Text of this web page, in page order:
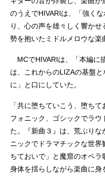
のうえでHIVARIは、「強く
り、心の声を雄々しく響か
勢を抱いたミドルメロウな楽
MCでHIVARIは、「本編に
は、これからのLIZAの基盤
に」と口にしていた。
「共に堕ちていこう、堕ち
フォニック、ゴシックでラ
た。『新曲３』は、荒ぶり
ニックでドラマチックな世
ちておいで」と魔窟のオペラ
身体を揺らしながら楽曲に